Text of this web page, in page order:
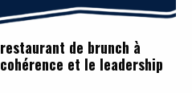
de brunch à
et le leadership